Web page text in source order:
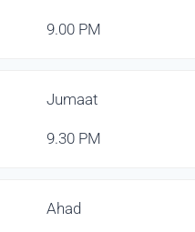
9.00 PM
Jumaat
9.30 PM
Ahad